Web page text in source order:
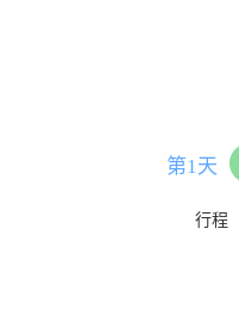
第1天
行程